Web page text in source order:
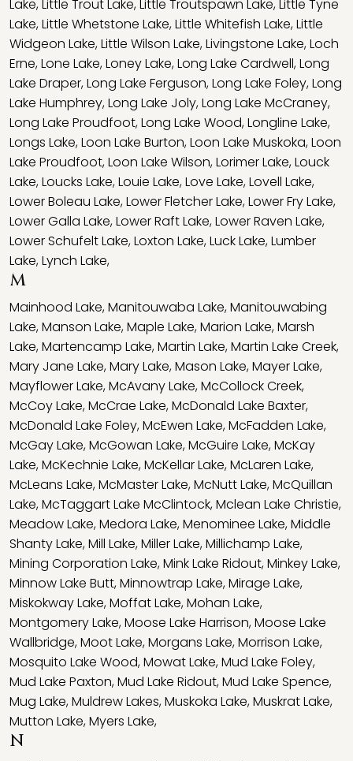
Lake,Little Trout Lake,Little Troutspawn Lake,Little Tyne
Lake,Little Whetstone Lake,Little Whitefish Lake,Little
Widgeon Lake,Little Wilson Lake,Livingstone Lake,Loch
Erne,Lone Lake,Loney Lake,Long Lake Cardwell,Long
Lake Draper,Long Lake Ferguson,Long Lake Foley,Long
Lake Humphrey,Long Lake Joly,Long Lake McCraney,
Long Lake Proudfoot,Long Lake Wood,Longline Lake,
Longs Lake,Loon Lake Burton,Loon Lake Muskoka,Loon
Lake Proudfoot,Loon Lake Wilson,Lorimer Lake,Louck
Lake,Loucks Lake,Louie Lake,Love Lake,Lovell Lake,
Lower Boleau Lake,Lower Fletcher Lake,Lower Fry Lake,
Lower Galla Lake,Lower Raft Lake,Lower Raven Lake,
Lower Schufelt Lake,Loxton Lake,Luck Lake,Lumber
Lake,Lynch Lake,
M
Mainhood Lake,Manitouwaba Lake,Manitouwabing
Lake,Manson Lake,Maple Lake,Marion Lake,Marsh
Lake,Martencamp Lake,Martin Lake,Martin Lake Creek,
Mary Jane Lake,Mary Lake,Mason Lake,Mayer Lake,
Mayflower Lake,McAvany Lake,McCollock Creek,
McCoy Lake,McCrae Lake,McDonald Lake Baxter,
McDonald Lake Foley,McEwen Lake,McFadden Lake,
McGay Lake,McGowan Lake,McGuire Lake,McKay
Lake,McKechnie Lake,McKellar Lake,McLaren Lake,
McLeans Lake,McMaster Lake,McNutt Lake,McQuillan
Lake,McTaggart Lake McClintock,Mclean Lake Christie,
Meadow Lake,Medora Lake,Menominee Lake,Middle
Shanty Lake,Mill Lake,Miller Lake,Millichamp Lake,
Mining Corporation Lake,Mink Lake Ridout,Minkey Lake,
Minnow Lake Butt,Minnowtrap Lake,Mirage Lake,
Miskokway Lake,Moffat Lake,Mohan Lake,
Montgomery Lake,Moose Lake Harrison,Moose Lake
Wallbridge,Moot Lake,Morgans Lake,Morrison Lake,
Mosquito Lake Wood,Mowat Lake,Mud Lake Foley,
Mud Lake Paxton,Mud Lake Ridout,Mud Lake Spence,
Mug Lake,Muldrew Lakes,Muskoka Lake,Muskrat Lake,
Mutton Lake,Myers Lake,
N